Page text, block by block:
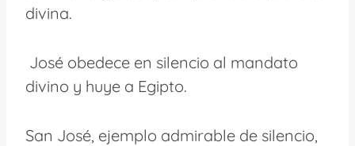
divina.
José obedece en silencio al mandato
divino y huye a Egipto.
San José, ejemplo admirable de silencio,